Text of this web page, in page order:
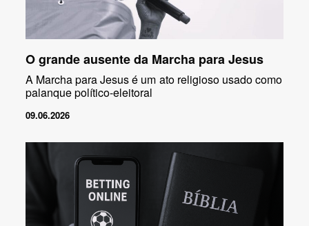
O grande ausente da Marcha para Jesus
A Marcha para Jesus é um ato religioso usado como
palanque político-eleitoral
09.06.2026